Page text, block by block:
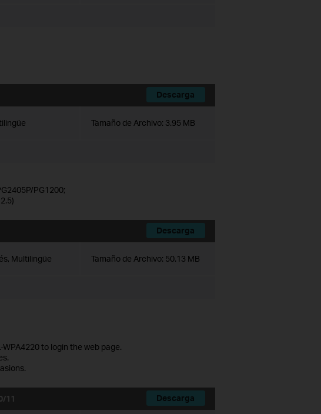
Descarga
Tamaño de Archivo: 3.95 MB
PG1200;
Descarga
Multilingüe Tamaño de Archivo: 50.13 MB
to login the web page.
11 Descarga